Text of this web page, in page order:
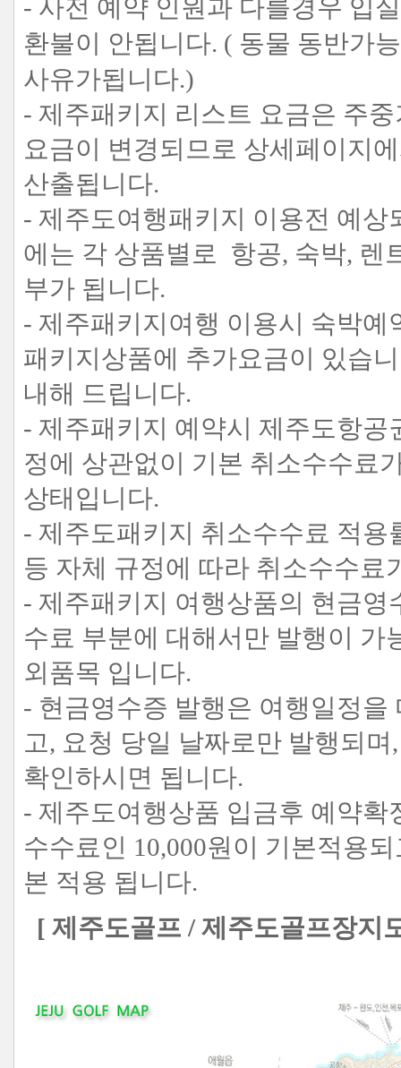
- 사전 예약 인원과 다를경우 입
환불이 안됩니다. ( 동물 동반가
사유가됩니다.)
- 제주패키지 리스트 요금은 주
요금이 변경되므로 상세페이지
산출됩니다.
- 제주도여행패키지 이용전 예
에는 각 상품별로 항공, 숙박, 렌
부가 됩니다.
- 제주패키지여행 이용시 숙박
패키지상품에 추가요금이 있습
내해 드립니다.
- 제주패키지 예약시 제주도항
정에 상관없이 기본 취소수수료
상태입니다.
- 제주도패키지 취소수수료 적
등 자체 규정에 따라 취소수수료
- 제주패키지 여행상품의 현금
수료 부분에 대해서만 발행이
외품목 입니다.
- 현금영수증 발행은 여행일정
고, 요청 당일 날짜로만 발행되
확인하시면 됩니다.
- 제주도여행상품 입금후 예약
수수료인 10,000원이 기본적용
본 적용 됩니다.
[ 제주도골프 / 제주도골프장지